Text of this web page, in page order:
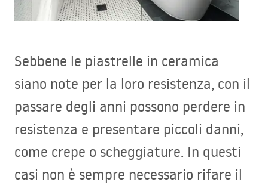
Sebbene le piastrelle in ceramica
siano note per la loro resistenza, con il
passare degli anni possono perdere in
resistenza e presentare piccoli danni,
come crepe o scheggiature. In questi
casi non è sempre necessario rifare il